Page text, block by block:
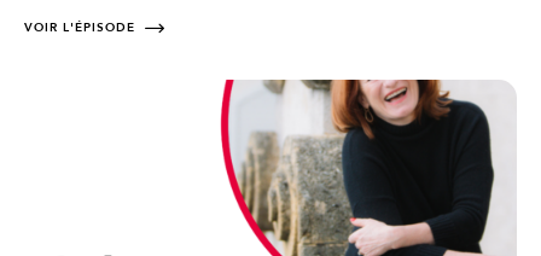
VOIR L'ÉPISODE